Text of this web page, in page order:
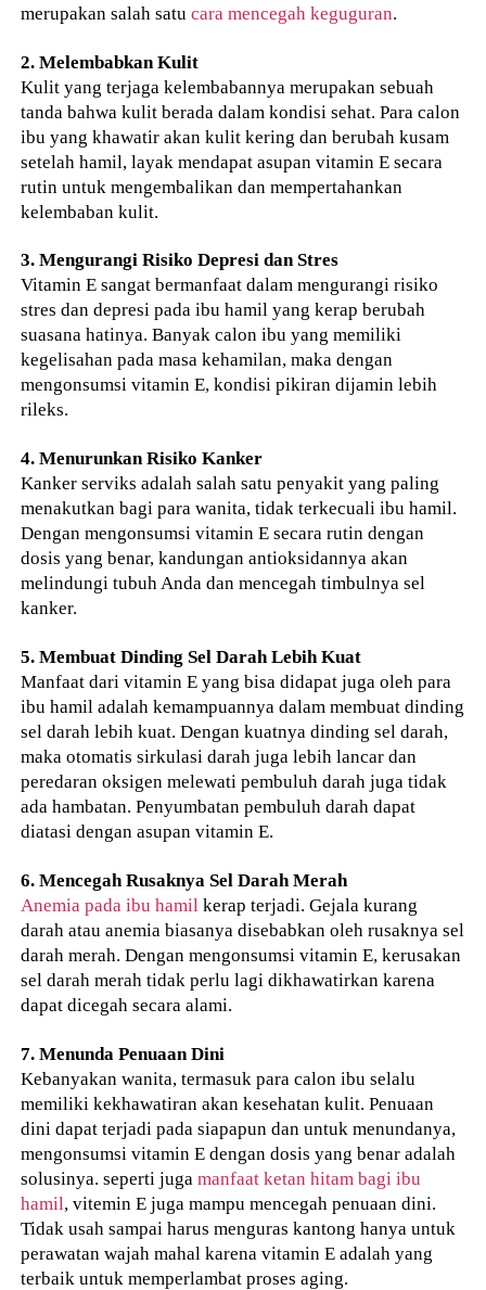
merupakan salah satucara mencegah keguguran.
2. Melembabkan Kulit
Kulit yang terjaga kelembabannya merupakan sebuah
tanda bahwa kulit berada dalam kondisi sehat. Para calon
ibu yang khawatir akan kulit kering dan berubah kusam
setelah hamil, layak mendapat asupan vitamin E secara
rutin untuk mengembalikan dan mempertahankan
kelembaban kulit.
3. Mengurangi Risiko Depresi dan Stres
Vitamin E sangat bermanfaat dalam mengurangi risiko
stres dan depresi pada ibu hamil yang kerap berubah
suasana hatinya. Banyak calon ibu yang memiliki
kegelisahan pada masa kehamilan, maka dengan
mengonsumsi vitamin E, kondisi pikiran dijamin lebih
rileks.
4. Menurunkan Risiko Kanker
Kanker serviks adalah salah satu penyakit yang paling
menakutkan bagi para wanita, tidak terkecuali ibu hamil.
Dengan mengonsumsi vitamin E secara rutin dengan
dosis yang benar, kandungan antioksidannya akan
melindungi tubuh Anda dan mencegah timbulnya sel
kanker.
5. Membuat Dinding Sel Darah Lebih Kuat
Manfaat dari vitamin E yang bisa didapat juga oleh para
ibu hamil adalah kemampuannya dalam membuat dinding
sel darah lebih kuat. Dengan kuatnya dinding sel darah,
maka otomatis sirkulasi darah juga lebih lancar dan
peredaran oksigen melewati pembuluh darah juga tidak
ada hambatan. Penyumbatan pembuluh darah dapat
diatasi dengan asupan vitamin E.
6. Mencegah Rusaknya Sel Darah Merah
Anemia pada ibu hamil kerap terjadi. Gejala kurang
darah atau anemia biasanya disebabkan oleh rusaknya sel
darah merah. Dengan mengonsumsi vitamin E, kerusakan
sel darah merah tidak perlu lagi dikhawatirkan karena
dapat dicegah secara alami.
7. Menunda Penuaan Dini
Kebanyakan wanita, termasuk para calon ibu selalu
memiliki kekhawatiran akan kesehatan kulit. Penuaan
dini dapat terjadi pada siapapun dan untuk menundanya,
mengonsumsi vitamin E dengan dosis yang benar adalah
solusinya. seperti jugamanfaat ketan hitam bagi ibu
hamil, vitemin E juga mampu mencegah penuaan dini.
Tidak usah sampai harus menguras kantong hanya untuk
perawatan wajah mahal karena vitamin E adalah yang
terbaik untuk memperlambat proses aging.